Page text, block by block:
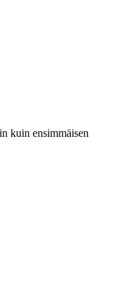
kuin ensimmäisen